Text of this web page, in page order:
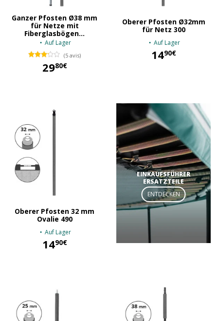
Ganzer Pfosten Ø38 mm
für Netze mit
Fiberglasbögen...
Auf Lager
(5 avis)
2980€
Oberer Pfosten Ø32mm
für Netz 300
Auf Lager
1490€
Oberer Pfosten 32 mm
Ovalie 490
Auf Lager
1490€
EINKAUFSFÜHRER
ERSATZTEILE
ENTDECKEN